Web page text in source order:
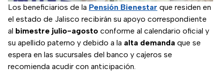
Los beneficiarios de la Pensión Bienestar que residen en
el estado de Jalisco recibirán su apoyo correspondiente
al bimestre julio-agosto conforme al calendario oficial y
su apellido paterno y debido a la alta demanda que se
espera en las sucursales del banco y cajeros se
recomienda acudir con anticipación.